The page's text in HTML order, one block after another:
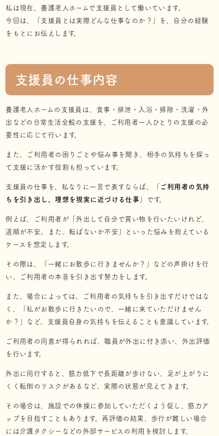
私は現在、養護老人ホームで支援員として働いています。
今回は、「支援員とは実際どんな仕事なのか？」を、自分の経験
をもとにお伝えします。
支援員の仕事内容
養護老人ホームの支援員は、食事・排泄・入浴・掃除・洗濯・外
出などの日常生活全般の支援を、ご利用者一人ひとりの支援の必
要性に応じて行います。
また、ご利用者の困りごとや悩み事を聞き、相手の気持ちを探っ
て支援に活かす役割も担っています。
支援員の仕事を、私なりに一言で表すならば、「 ご利用者の気持
ちを引き出し、理想を現実に近づける仕事 」です。
例えば、ご利用者が「外出して自分で買い物を行いたいけれど、
道順が不安。また、転ばないか不安」といった悩みを抱えている
ケースを想定します。
その際は、「一緒にお散歩に行きませんか？」などの声掛けを行
い、ご利用者の本音を引き出す努力をします。
また、場合によっては、ご利用者の気持ちを引き出すだけではな
く、「私がお散歩に行きたいので、一緒に来ていただけません
か？」など、支援員自身の気持ちを伝えることも意識しています。
ご利用者の同意が得られれば、職員が外出に付き添い、外出評価
を行います。
外出に同行すると、筋力低下で長距離が歩けない、足が上がりに
くく転倒のリスクがあるなど、実際の状態が見えてきます。
その場合は、施設での体操に参加していただくよう促し、筋力ア
ップを目指すこともあります。再評価の結果、歩行が難しい場合
には介護タクシーなどの外部サービスの利用を検討します。